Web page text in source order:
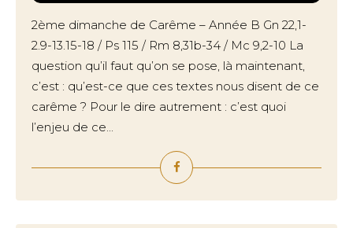
2ème dimanche de Carême – Année B Gn 22,1-
2.9-13.15-18 / Ps 115 / Rm 8,31b-34 / Mc 9,2-10 La
question qu’il faut qu’on se pose, là maintenant,
c’est : qu’est-ce que ces textes nous disent de ce
carême ? Pour le dire autrement : c’est quoi
l’enjeu de ce...